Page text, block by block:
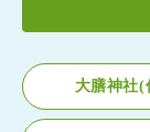
大膳神社(